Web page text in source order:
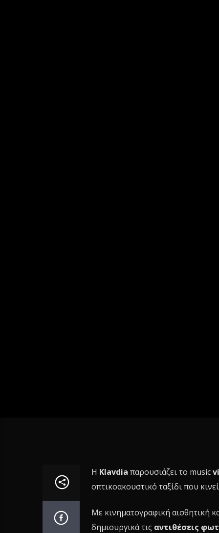
Η Klavdia παρουσιάζει το music
οπτικοακουστικό ταξίδι που
Με κινηματογραφική αισθητική
δημιουργικά τις αντιθέσεις